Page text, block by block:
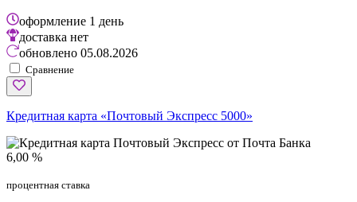
оформление 1 день
доставка нет
обновлено 05.08.2026
Сравнение
Кредитная карта «Почтовый Экспресс 5000»
6,00 %
процентная ставка